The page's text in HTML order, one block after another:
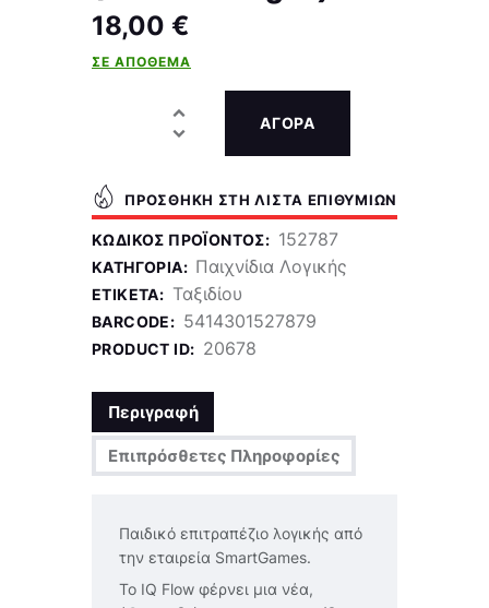
18,00 €
ΣΕ ΑΠΌΘΕΜΑ
ΑΓΟΡΑ
ΠΡΟΣΘΉΚΗ ΣΤΗ ΛΊΣΤΑ ΕΠΙΘΥΜΙΏΝ
ΚΩΔΙΚΌΣ ΠΡΟΪΌΝΤΟΣ: 152787
ΚΑΤΗΓΟΡΊΑ: Παιχνίδια Λογικής
ΕΤΙΚΈΤΑ: Ταξιδίου
BARCODE: 5414301527879
PRODUCT ID: 20678
Περιγραφή
Επιπρόσθετες Πληροφορίες
Παιδικό επιτραπέζιο λογικής από
την εταιρεία SmartGames.
Το IQ Flow φέρνει μια νέα,